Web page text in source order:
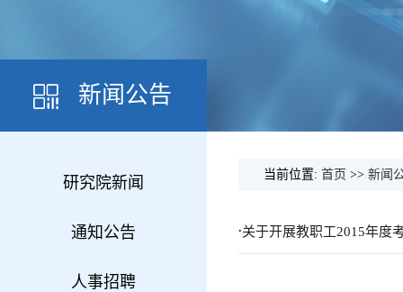
新闻公告
研究院新闻
通知公告
人事招聘
当前位置: 首页 >> 新闻
.关于开展教职工2015年度